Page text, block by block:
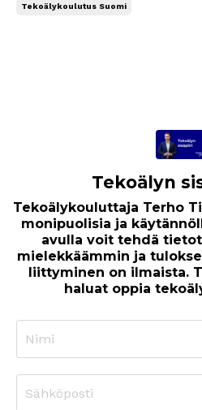
Tekoälykoulutus Suomi
Tekoälyn
Tekoälykouluttaja Terho
monipuolisia ja
avulla voit tehdä
mielekkäämmin ja
liittyminen on ilmaista.
haluat oppia